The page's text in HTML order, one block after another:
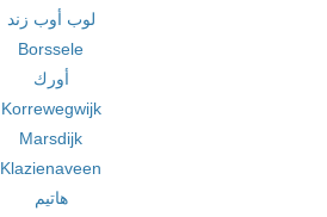
لوب أوب زند
Borssele
أورك
Korrewegwijk
Marsdijk
Klazienaveen
هاتيم